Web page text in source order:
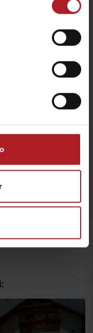
Liptovský Mikuláš
s
Liptovský Mikuláš